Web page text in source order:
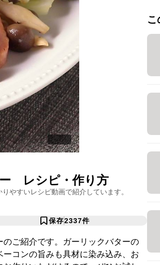
レシピ・作り方
やすいレシピ動画で紹介しています。
保存2337件
ご紹介です。ガーリックバターの
コンの旨みも具材に染み込み、お